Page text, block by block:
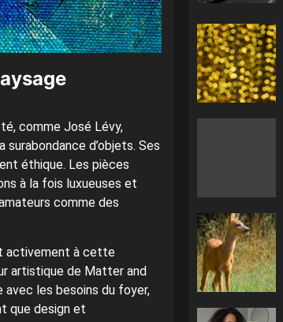
comme José Lévy,
d’objets. Ses
éthique. Les pièces
à la fois luxueuses et
comme des
activement à cette
artistique de Matter and
avec les besoins du foyer,
que design et